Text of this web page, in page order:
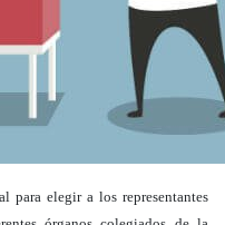
para elegir a los representantes